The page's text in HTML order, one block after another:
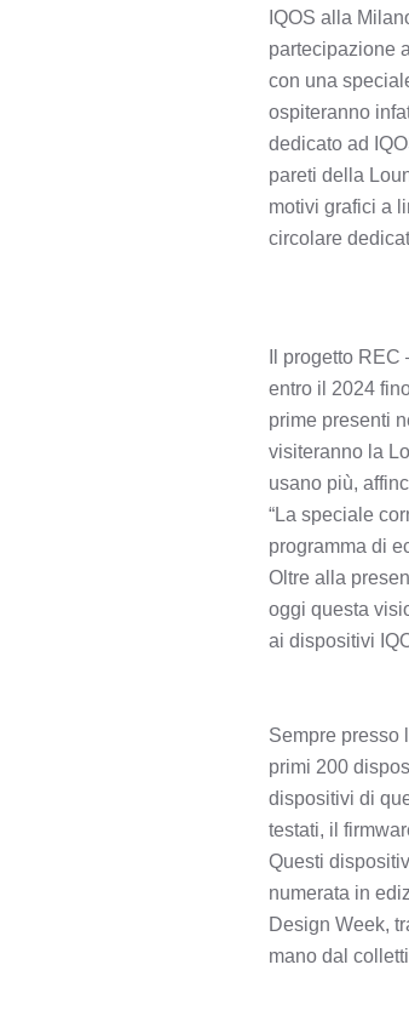
IQOS alla
partecipazione
con una
ospiteranno
dedicato ad
pareti della
motivi grafici a
circolare
Il progetto
entro il 2024
prime presenti
visiteranno la
usano più,
“La speciale
programma di
Oltre alla
oggi questa
ai dispositivi
Sempre presso
primi 200
dispositivi di
testati, il
Questi
numerata in
Design Week,
mano dal